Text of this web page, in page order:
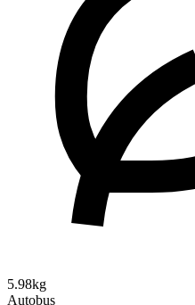
5.98kg
Autobus